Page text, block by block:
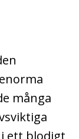
många
ett blodigt